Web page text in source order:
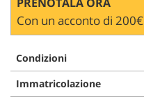
Con un acconto di 200€
Condizioni
Immatricolazione